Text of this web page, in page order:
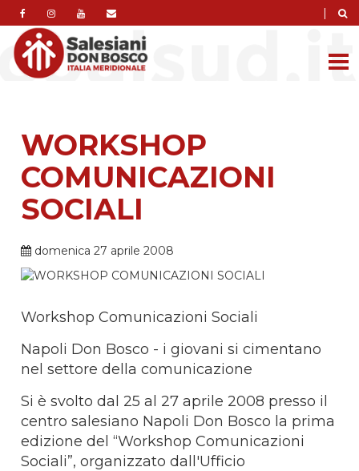
|
WORKSHOP
COMUNICAZIONI
SOCIALI
domenica 27 aprile 2008
Workshop Comunicazioni Sociali
Napoli Don Bosco - i giovani si cimentano
nel settore della comunicazione
Si è svolto dal 25 al 27 aprile 2008 presso il
centro salesiano Napoli Don Bosco la prima
edizione del “Workshop Comunicazioni
Sociali”, organizzato dall'Ufficio